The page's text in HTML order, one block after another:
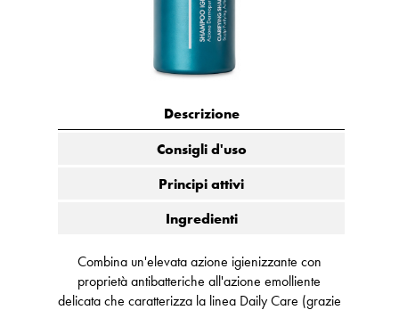
Descrizione
Consigli d'uso
Principi attivi
Ingredienti
Combina un'elevata azione igienizzante con
proprietà antibatteriche all'azione emolliente
delicata che caratterizza la linea Daily Care (grazie